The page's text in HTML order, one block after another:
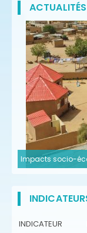
ACTUALITÉS
Impacts socio-
INDICATEUR